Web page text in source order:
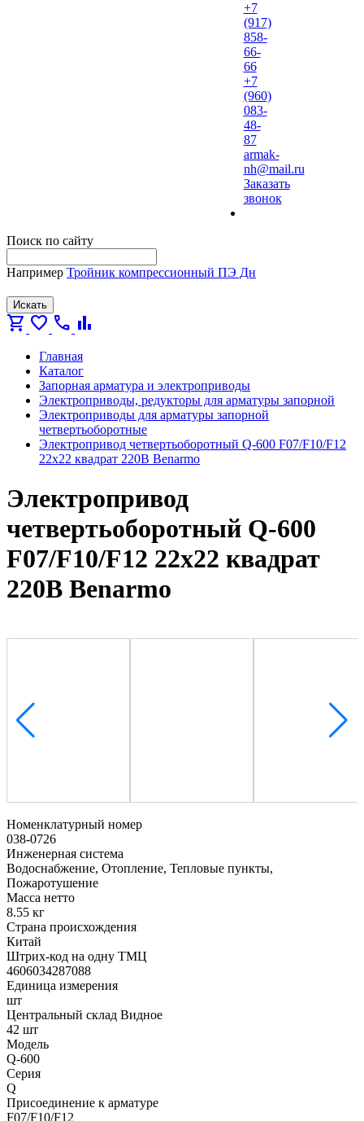
+7
(917)
858-
66-
66
+7
(960)
083-
48-
87
armak-
nh@mail.ru
Заказать
звонок
Поиск по сайту
Например Тройник компрессионный ПЭ Дн
Искать
shopping_cart favorite call bar_chart
Главная
Каталог
Запорная арматура и электроприводы
Электроприводы, редукторы для арматуры запорной
Электроприводы для арматуры запорной
четвертьоборотные
Электропривод четвертьоборотный Q-600 F07/F10/F12
22х22 квадрат 220В Benarmo
Электропривод
четвертьоборотный Q-600
F07/F10/F12 22х22 квадрат
220В Benarmo
Номенклатурный номер
038-0726
Инженерная система
Водоснабжение, Отопление, Тепловые пункты,
Пожаротушение
Масса нетто
8.55 кг
Страна происхождения
Китай
Штрих-код на одну ТМЦ
4606034287088
Единица измерения
шт
Центральный склад Видное
42 шт
Модель
Q-600
Серия
Q
Присоединение к арматуре
F07/F10/F12